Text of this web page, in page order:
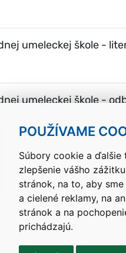
POUŽÍVAME
Súbory cookie a ďalšie
zlepšenie vášho
stránok, na to, aby
a cielené reklamy, na
stránok a na
prichádzajú.
umeleckej škole -
umeleckej škole -